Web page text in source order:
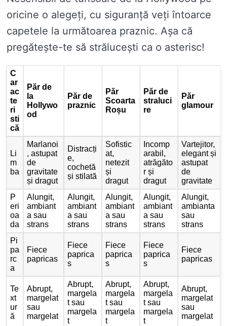
oricine o alegeți, cu siguranță veți întoarce
capetele la următoarea praznic. Așa că
pregătește-te să strălucești ca o asterisc!
C
ar
ac
te
ri
sti
că
Păr de
la
Hollywo
od
Păr de
praznic
Păr
Scoarta
Roșu
Păr de
straluci
re
Păr
glamour
Li
m
ba
Marlanoi
, astupat
de
gravitate
și dragut
Distracți
e,
cochetă
și stilată
Sofistic
at,
netezit
și
dragut
Incomp
arabil,
atrăgăto
r și
dragut
Vartejitor,
elegant și
astupat
de
gravitate
P
eri
oa
da
Alungit,
ambiant
a sau
strans
Alungit,
ambiant
a sau
strans
Alungit,
ambiant
a sau
strans
Alungit,
ambiant
a sau
strans
Alungit,
ambianta
sau
strans
Pi
pa
rc
a
Fiece
papricas
Fiece
paprica
s
Fiece
paprica
s
Fiece
paprica
s
Fiece
papricas
Te
xt
ur
ă
Abrupt,
margelat
sau
margelat
Abrupt,
margela
t sau
margela
t
Abrupt,
margela
t sau
margela
t
Abrupt,
margela
t sau
margela
t
Abrupt,
margelat
sau
margelat